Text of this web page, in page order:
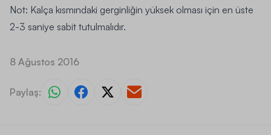
Not: Kalça kısmındaki gerginliğin yüksek olması için en üste
2-3 saniye sabit tutulmalıdır.
8 Ağustos 2016
Paylaş: